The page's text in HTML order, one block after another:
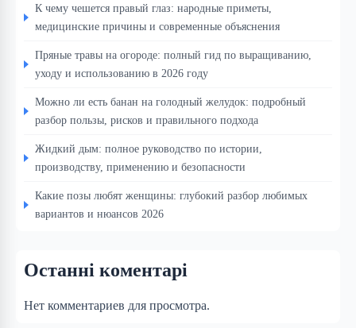
К чему чешется правый глаз: народные приметы,
медицинские причины и современные объяснения
Пряные травы на огороде: полный гид по выращиванию,
уходу и использованию в 2026 году
Можно ли есть банан на голодный желудок: подробный
разбор пользы, рисков и правильного подхода
Жидкий дым: полное руководство по истории,
производству, применению и безопасности
Какие позы любят женщины: глубокий разбор любимых
вариантов и нюансов 2026
Останні коментарі
Нет комментариев для просмотра.